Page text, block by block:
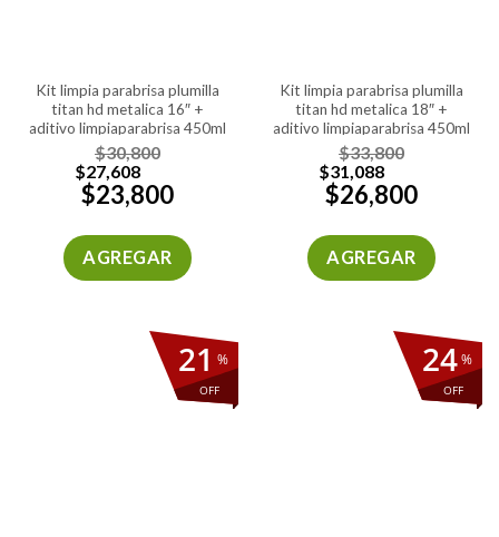
kit limpia parabrisa plumilla
titan hd metalica 16″ +
aditivo limpiaparabrisa 450ml
$30,800
$27,608
$23,800
AGREGAR
kit limpia parabrisa plumilla
titan hd metalica 18″ +
aditivo limpiaparabrisa 450ml
$33,800
$31,088
$26,800
AGREGAR
%
OFF
21 %
OFF
24